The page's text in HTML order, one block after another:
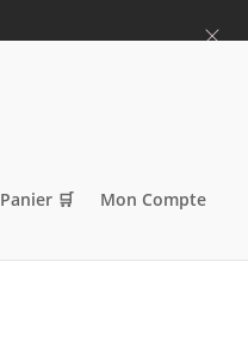
Panier 🛒 Mon Compte